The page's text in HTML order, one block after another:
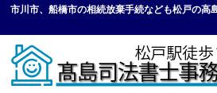
市川市、船橋市の相続放棄手続なども松戸の高